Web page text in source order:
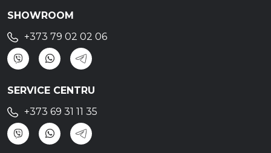
SHOWROOM
+373 79 02 02 06
SERVICE CENTRU
+373 69 31 11 35